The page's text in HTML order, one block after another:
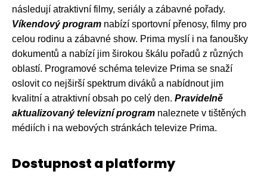
následují atraktivní filmy, seriály a zábavné pořady.
Víkendový program nabízí sportovní přenosy, filmy pro
celou rodinu a zábavné show. Prima myslí i na fanoušky
dokumentů a nabízí jim širokou škálu pořadů z různých
oblastí. Programové schéma televize Prima se snaží
oslovit co nejširší spektrum diváků a nabídnout jim
kvalitní a atraktivní obsah po celý den. Pravidelně
aktualizovaný televizní program naleznete v tištěných
médiích i na webových stránkách televize Prima.
Dostupnost a platformy